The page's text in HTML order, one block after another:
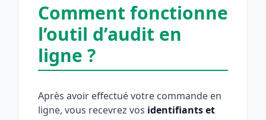
Comment fonctionne
l’outil d’audit en
ligne ?
Après avoir effectué votre commande en
ligne, vous recevrez vos identifiants et